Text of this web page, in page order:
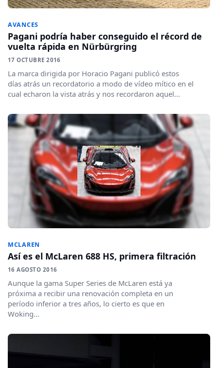
AVANCES
Pagani podría haber conseguido el récord de
vuelta rápida en Nürbürgring
17 OCTUBRE 2016
La marca dirigida por Horacio Pagani publicó estos
días atrás un recordatorio a modo de vídeo mítico en el
cual echaron la vista atrás y nos recordaron aquel...
MCLAREN
Así es el McLaren 688 HS, primera filtración
16 AGOSTO 2016
Aunque la gama Super Series de McLaren está ya
próxima a recibir una renovación completa en un
período inferior a tres años, lo cierto es que en
Woking...